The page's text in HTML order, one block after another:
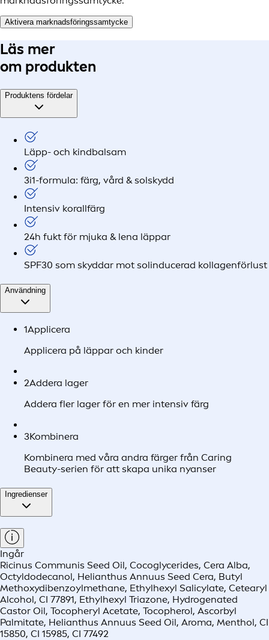
Aktivera marknadsföringssamtycke
Läs mer
om produkten
Produktens fördelar
Läpp- och kindbalsam
3i1-formula: färg, vård & solskydd
Intensiv korallfärg
24h fukt för mjuka & lena läppar
SPF30 som skyddar mot solinducerad kollagenförlust
Användning
1Applicera
Applicera på läppar och kinder
2Addera lager
Addera fler lager för en mer intensiv färg
3Kombinera
Kombinera med våra andra färger från Caring
Beauty-serien för att skapa unika nyanser
Ingredienser
Ingår
Ricinus Communis Seed Oil, Cocoglycerides, Cera Alba,
Octyldodecanol, Helianthus Annuus Seed Cera, Butyl
Methoxydibenzoylmethane, Ethylhexyl Salicylate, Cetearyl
Alcohol, CI 77891, Ethylhexyl Triazone, Hydrogenated
Castor Oil, Tocopheryl Acetate, Tocopherol, Ascorbyl
Palmitate, Helianthus Annuus Seed Oil, Aroma, Menthol, CI
15850, CI 15985, CI 77492